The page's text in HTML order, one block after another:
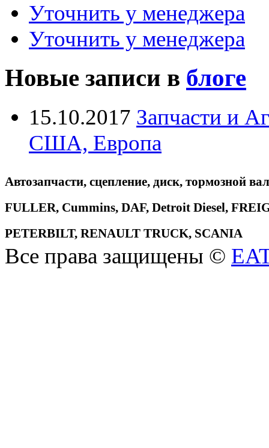
Уточнить у менеджера
Уточнить у менеджера
Новые записи в блоге
15.10.2017 Запчасти и
США, Европа
Автозапчасти, сцепление, диск, тормозной
FULLER, Cummins, DAF, Detroit Diesel,
PETERBILT, RENAULT TRUCK, SCANIA
Все права защищены ©